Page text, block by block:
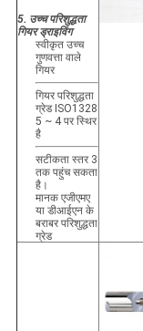
5. उच्च परिशुद्धता
गियर ड्राइविंग
स्वीकृत उच्च
गुणवत्ता वाले
गियर
गियर परिशुद्धता
ग्रेड ISO1328
5 ~ 4 पर स्थिर
है
सटीकता स्तर 3
तक पहुंच सकता
है।
मानक एजीएमए
या डीआईएन के
बराबर परिशुद्धता
ग्रेड